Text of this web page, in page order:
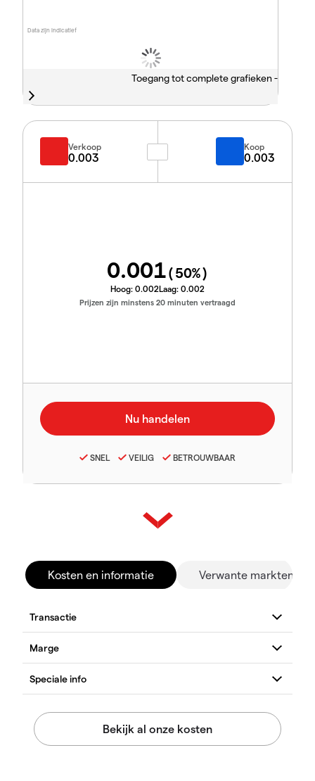
Data zijn indicatief
Toegang tot complete grafieken -
Verkoop
0.003
Koop
0.003
0.001(50%)
Hoog: 0.002Laag: 0.002
Prijzen zijn minstens 20 minuten vertraagd
SNEL VEILIG BETROUWBAAR
Kosten en informatie Verwante markten